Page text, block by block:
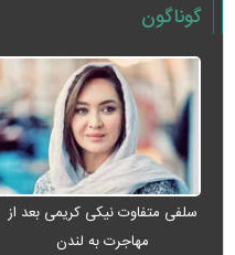
گوناگون
سلفی متفاوت نیکی کریمی بعد از
مهاجرت به لندن